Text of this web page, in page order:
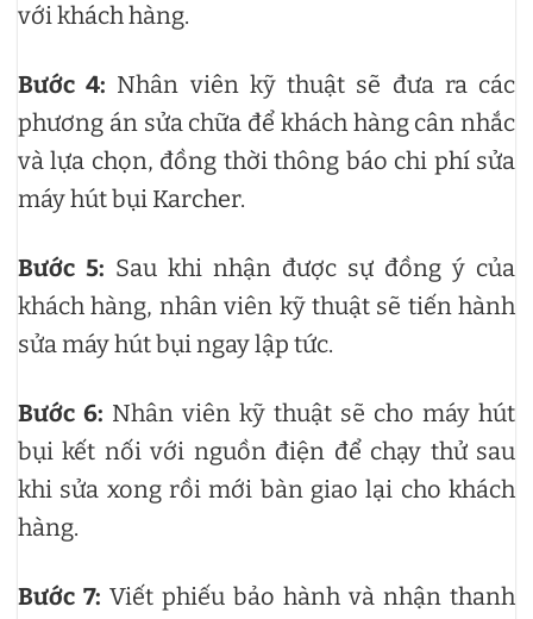
với khách hàng.
Bước 4: Nhân viên kỹ thuật sẽ đưa ra các
phương án sửa chữa để khách hàng cân nhắc
và lựa chọn, đồng thời thông báo chi phí sửa
máy hút bụi Karcher.
Bước 5: Sau khi nhận được sự đồng ý của
khách hàng, nhân viên kỹ thuật sẽ tiến hành
sửa máy hút bụi ngay lập tức.
Bước 6: Nhân viên kỹ thuật sẽ cho máy hút
bụi kết nối với nguồn điện để chạy thử sau
khi sửa xong rồi mới bàn giao lại cho khách
hàng.
Bước 7: Viết phiếu bảo hành và nhận thanh